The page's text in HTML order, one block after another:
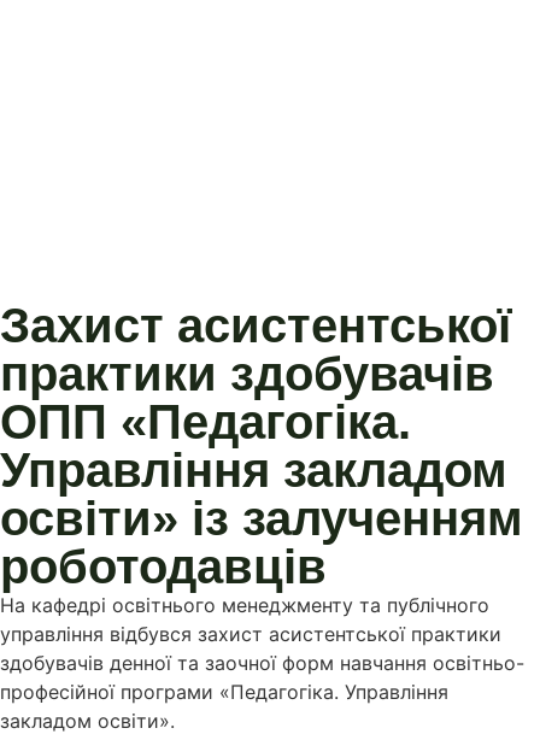
Захист асистентської
практики здобувачів
ОПП «Педагогіка.
Управління закладом
освіти» із залученням
роботодавців
На кафедрі освітнього менеджменту та публічного
управління відбувся захист асистентської практики
здобувачів денної та заочної форм навчання освітньо-
професійної програми «Педагогіка. Управління
закладом освіти».